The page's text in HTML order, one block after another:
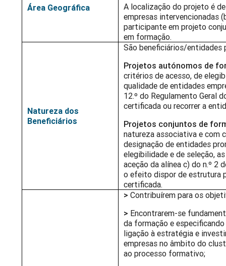
Área Geográfica
A localização do projeto é
empresas intervencionadas
participante em projeto
em formação.
Natureza dos
Beneficiários
São beneficiários/entidades
Projetos autónomos de
critérios de acesso, de
qualidade de entidades
12.º do Regulamento Geral
certificada ou recorrer a
Projetos conjuntos de
natureza associativa e com
designação de entidades
elegibilidade e de seleção,
aceção da alínea c) do n.º 2
o efeito dispor de estrutura
certificada.
>Contribuírem para os
> Encontrarem-se
da formação e
ligação à estratégia e
empresas no âmbito do
ao processo formativo;